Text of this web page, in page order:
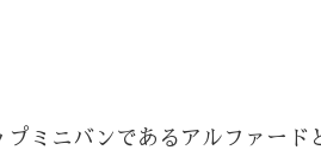
プミニバンであるアルファー